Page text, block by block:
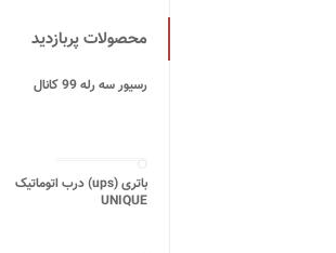
محصولات پربازدید
رسیور سه رله 99 کانال
باتری (ups) درب اتوماتیک
UNIQUE